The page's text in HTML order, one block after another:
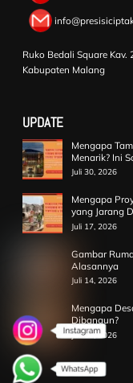
Ruko Bedali Square
Kabupaten Malang
UPDATE
Mengapa
Menarik? Ini
Juli 30, 2026
Mengapa
yang Jarang
Juli 17, 2026
Gambar
Alasannya
Juli 14, 2026
Mengapa
Dibangun?
Juli 10, 2026